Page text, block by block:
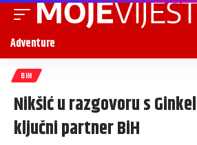
Adventure
BIH
Nikšić u razgovoru s
ključni partner BiH